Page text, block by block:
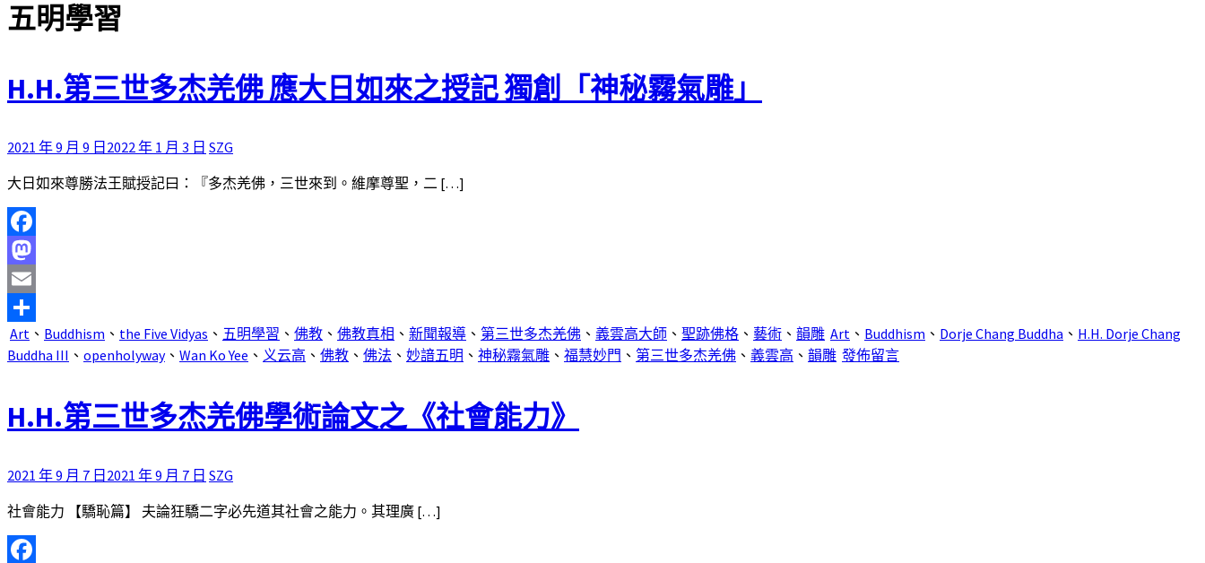
五明學習
H.H.第三世多杰羌佛 應大日如來之授記 獨創「神秘霧氣雕」
2021 年 9 月 9 日 2022 年 1 月 3 日 SZG
大日如來尊勝法王賦授記曰：『多杰羌佛，三世來到。維摩尊聖，二 […]
Facebook
Mastodon
Email
分
享
Art 、 Buddhism 、 the Five Vidyas 、 五明學習 、 佛教 、 佛教真相 、 新聞報導 、 第三世多杰羌佛 、 義雲高大師 、 聖跡佛格 、 藝術 、 韻雕 Art 、 Buddhism 、 Dorje Chang Buddha 、 H.H. Dorje Chang
Buddha III 、 openholyway、 Wan Ko Yee 、 义云高 、 佛教 、 佛法 、 妙諳五明 、 神秘霧氣雕 、 福慧妙門 、 第三世多杰羌佛 、 義雲高 、 韻雕 發佈留言
H.H.第三世多杰羌佛學術論文之《社會能力》
2021 年 9 月 7 日 2021 年 9 月 7 日 SZG
社會能力 【驕恥篇】 夫論狂驕二字必先道其社會之能力。其理廣 […]